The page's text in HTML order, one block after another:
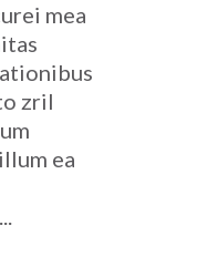
mea
zril
ea